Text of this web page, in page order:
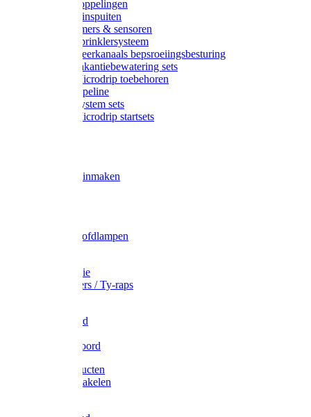
Gardena koppelingen
Gardena tuinspuiten
Gardena timers & sensoren
Gardena Sprinklersysteem
Gardena meerkanaals bepsroeiingsbesturing
Gardena vakantiebewatering sets
Gardena Microdrip toebehoren
Gardena Pipeline
Gardena System sets
Gardena Microdrip startsets
Wecken & inmaken
Zak- & Hoofdlampen
Tape en folie
Kabelbinders / Ty-raps
Metselkoord
Elastisch koord
Afdekproducten
Heffen en takelen